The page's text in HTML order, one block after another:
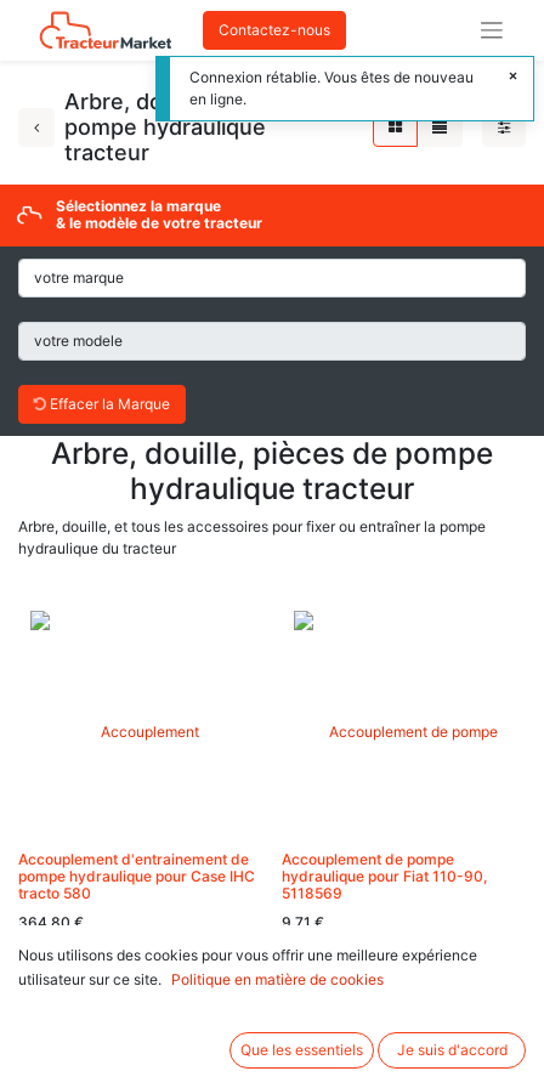
Contactez-nous
Arbre, douille, pièces de
pompe hydraulique
tracteur
Sélectionnez la marque
& le modèle de votre tracteur
Effacer la Marque
Arbre, douille, pièces de pompe
hydraulique tracteur
Arbre, douille, et tous les accessoires pour fixer ou entraîner la pompe
hydraulique du tracteur
Accouplement d'entrainement de
pompe hydraulique pour Case IHC
tracto 580
364,80 €
Accouplement de pompe
hydraulique pour Fiat 110-90,
5118569
9,71 €
Nous utilisons des cookies pour vous offrir une meilleure expérience
utilisateur sur ce site.
Politique en matière de cookies
Que les essentiels Je suis d'accord
Connexion rétablie. Vous êtes de nouveau
en ligne.